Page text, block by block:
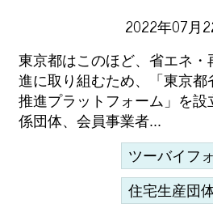
2022年07月
東京都はこのほど、省エネ・
進に取り組むため、「東京都
推進プラットフォーム」を設
係団体、会員事業者...
ツーバイフ
住宅生産団